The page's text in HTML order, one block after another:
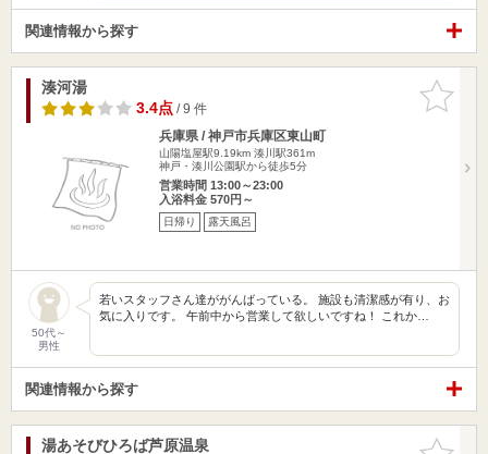
関連情報から探す
お気に入
りに追加
湊河湯
3.4点/ 9 件
兵庫県 / 神戸市兵庫区東山町
山陽塩屋駅9.19km 湊川駅361m
神戸・湊川公園駅から徒歩5分
営業時間 13:00～23:00
入浴料金 570円～
日帰り 露天風呂
50代～
男性
若いスタッフさん達ががんばっている。 施設も清潔感が有り、お
気に入りです。 午前中から営業して欲しいですね！ これか…
関連情報から探す
お気に入
湯あそびひろば芦原温泉